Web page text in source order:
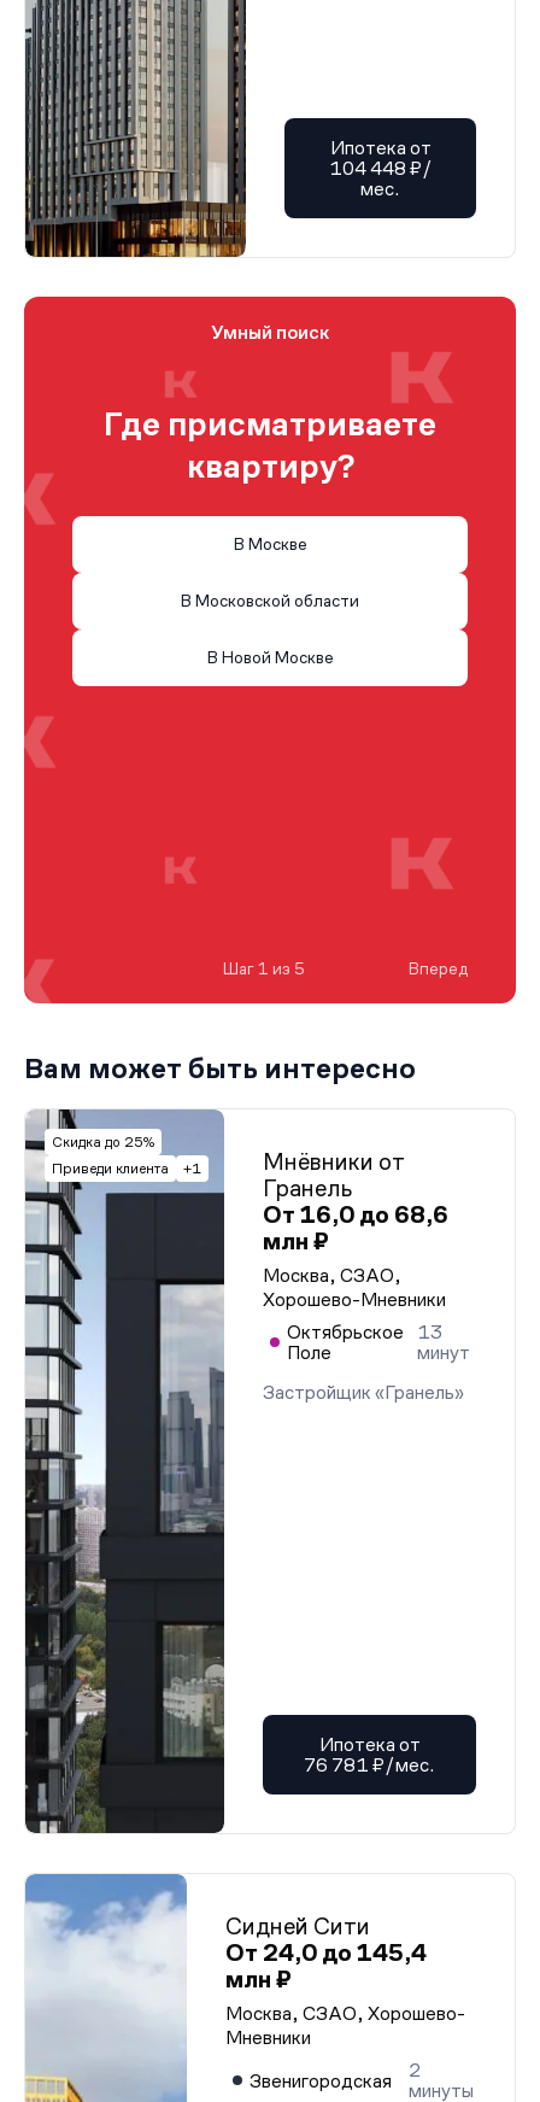
Ипотека от
104 448 ₽/
мес.
Умный поиск
Где присматриваете
квартиру?
В Москве
В Московской области
В Новой Москве
Шаг 1 из 5 Вперед
Вам может быть интересно
Скидка до 25%
Приведи клиента
+1
Мнёвники от
Гранель
От 16,0 до 68,6
млн ₽
Москва, СЗАО,
Хорошево-Мневники
Октябрьское
Поле
13
минут
Застройщик «Гранель»
Ипотека от
76 781 ₽/мес.
Сидней Сити
От 24,0 до 145,4
млн ₽
Москва, СЗАО, Хорошево-
Мневники
Звенигородская
2
минуты